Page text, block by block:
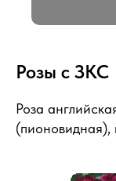
Розы с ЗКС
Роза
(пионовидная),